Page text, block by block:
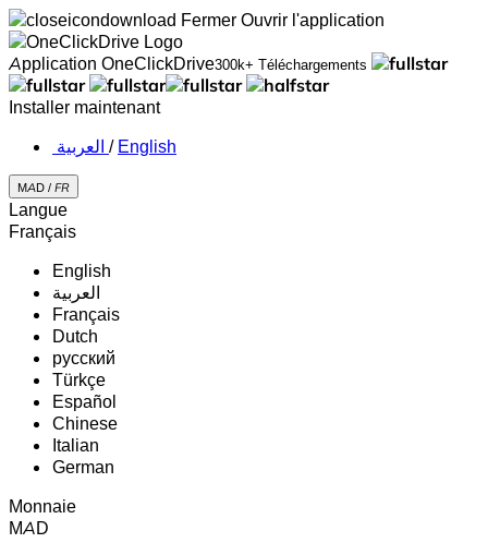
Fermer Ouvrir l'application
Application OneClickDrive300k+ Téléchargements
Installer maintenant
‏العربية ‏ / English
MAD / FR
Langue
Français
English
‏العربية‏
Français
Dutch
русский
Türkçe
Español
Chinese
Italian
German
Monnaie
MAD